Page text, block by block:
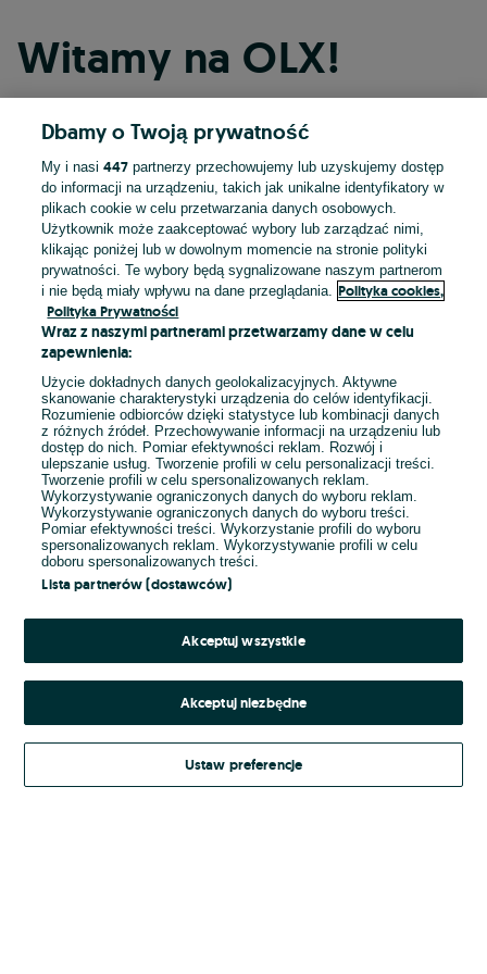
Witamy na OLX!
Kontynuuj przez Facebooka
Kontynuuj przez konto Apple
Kontynuuj przez konto Google
LUB
E-mail
Hasło
Kontynuując za pośrednictwem jednego z dostawców wskazanych powyżej,
Regulamin serwisu OLX.pl w jego aktualnym brzmieniu.
Dbamy o Twoją prywatność
My i nasi447 partnerzy przechowujemy lub uzyskujemy dostęp
do informacji na urządzeniu, takich jak unikalne identyfikatory w
plikach cookie w celu przetwarzania danych osobowych.
Użytkownik może zaakceptować wybory lub zarządzać nimi,
klikając poniżej lub w dowolnym momencie na stronie polityki
prywatności. Te wybory będą sygnalizowane naszym partnerom
i nie będą miały wpływu na dane przeglądania.
Polityka cookies,
Polityka Prywatności
Wraz z naszymi partnerami przetwarzamy dane w celu
zapewnienia:
Użycie dokładnych danych geolokalizacyjnych. Aktywne
skanowanie charakterystyki urządzenia do celów identyfikacji.
Rozumienie odbiorców dzięki statystyce lub kombinacji danych
z różnych źródeł. Przechowywanie informacji na urządzeniu lub
dostęp do nich. Pomiar efektywności reklam. Rozwój i
ulepszanie usług. Tworzenie profili w celu personalizacji treści.
Tworzenie profili w celu spersonalizowanych reklam.
Wykorzystywanie ograniczonych danych do wyboru reklam.
Wykorzystywanie ograniczonych danych do wyboru treści.
Pomiar efektywności treści. Wykorzystanie profili do wyboru
spersonalizowanych reklam. Wykorzystywanie profili w celu
doboru spersonalizowanych treści.
Lista partnerów (dostawców)
Akceptuj wszystkie
Akceptuj niezbędne
Ustaw preferencje